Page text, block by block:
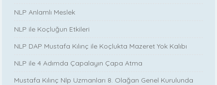
NLP Anlamlı Meslek
NLP ile Koçluğun Etkileri
NLP DAP Mustafa Kılınç ile Koçlukta Mazeret Yok Kalıbı
NLP ile 4 Adımda Çapalayın Çapa Atma
Mustafa Kılınç Nlp Uzmanları 8. Olağan Genel Kurulunda